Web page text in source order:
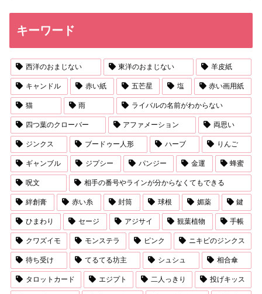
キーワード
西洋のおまじない 東洋のおまじない 羊皮紙
キャンドル 赤い紙 五芒星 塩 赤い画用紙
猫 雨 ライバルの名前がわからない
四つ葉のクローバー アファメーション 両思い
ジンクス ブードゥー人形 ハーブ りんご
ギャンブル ジプシー パンジー 金運 蜂蜜
呪文 相手の番号やラインが分からなくてもできる
絆創膏 赤い糸 封筒 球根 媚薬 鍵
ひまわり セージ アジサイ 観葉植物 手帳
クワズイモ モンステラ ピンク ニキビのジンクス
待ち受け てるてる坊主 シュシュ 相合傘
タロットカード エジプト 二人っきり 投げキッス